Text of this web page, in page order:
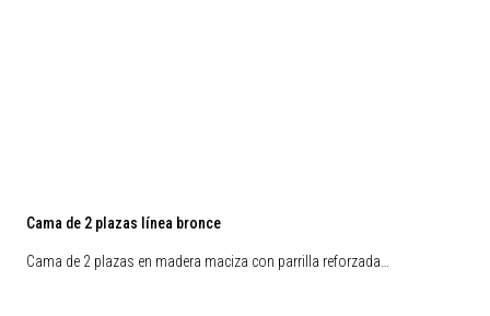
Cama de 2 plazas línea bronce
Cama de 2 plazas en madera maciza con parrilla reforzada…